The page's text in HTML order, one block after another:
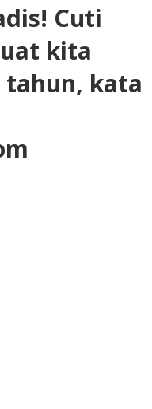
Cuti
kita
kata